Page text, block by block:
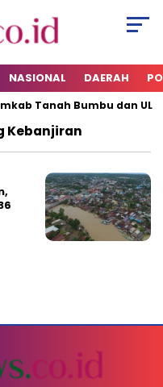
NASIONAL DAERAH
Tanah Bumbu dan
Kebanjiran